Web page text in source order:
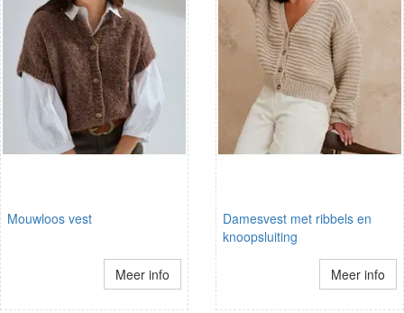
Mouwloos vest
Meer info
Damesvest met ribbels en
knoopsluiting
Meer info